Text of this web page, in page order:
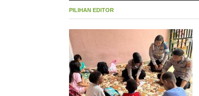
PILIHAN EDITOR